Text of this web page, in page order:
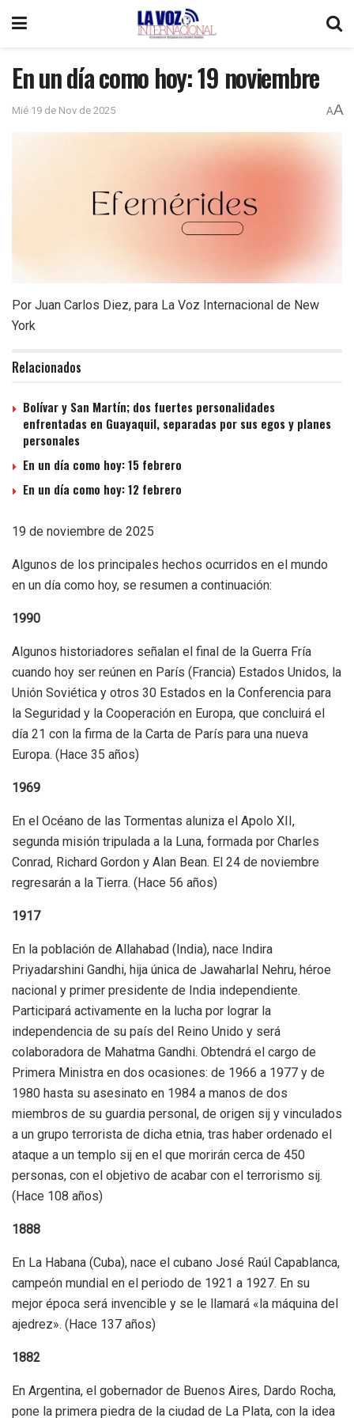
En un día como hoy: 19 noviembre
Mié 19 de Nov de 2025 AA
Por Juan Carlos Diez, para La Voz Internacional de New
York
Relacionados
Bolívar y San Martín; dos fuertes personalidades
enfrentadas en Guayaquil, separadas por sus egos y planes
personales
En un día como hoy: 15 febrero
En un día como hoy: 12 febrero
19 de noviembre de 2025
Algunos de los principales hechos ocurridos en el mundo
en un día como hoy, se resumen a continuación:
1990
Algunos historiadores señalan el final de la Guerra Fría
cuando hoy ser reúnen en París (Francia) Estados Unidos, la
Unión Soviética y otros 30 Estados en la Conferencia para
la Seguridad y la Cooperación en Europa, que concluirá el
día 21 con la firma de la Carta de París para una nueva
Europa. (Hace 35 años)
1969
En el Océano de las Tormentas aluniza el Apolo XII,
segunda misión tripulada a la Luna, formada por Charles
Conrad, Richard Gordon y Alan Bean. El 24 de noviembre
regresarán a la Tierra. (Hace 56 años)
1917
En la población de Allahabad (India), nace Indira
Priyadarshini Gandhi, hija única de Jawaharlal Nehru, héroe
nacional y primer presidente de India independiente.
Participará activamente en la lucha por lograr la
independencia de su país del Reino Unido y será
colaboradora de Mahatma Gandhi. Obtendrá el cargo de
Primera Ministra en dos ocasiones: de 1966 a 1977 y de
1980 hasta su asesinato en 1984 a manos de dos
miembros de su guardia personal, de origen sij y vinculados
a un grupo terrorista de dicha etnia, tras haber ordenado el
ataque a un templo sij en el que morirán cerca de 450
personas, con el objetivo de acabar con el terrorismo sij.
(Hace 108 años)
1888
En La Habana (Cuba), nace el cubano José Raúl Capablanca,
campeón mundial en el periodo de 1921 a 1927. En su
mejor época será invencible y se le llamará «la máquina del
ajedrez». (Hace 137 años)
1882
En Argentina, el gobernador de Buenos Aires, Dardo Rocha,
pone la primera piedra de la ciudad de La Plata, con la idea